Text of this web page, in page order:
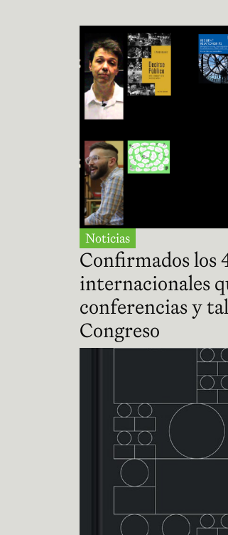
Noticias
Confirmados los
internacionales
conferencias y
Congreso